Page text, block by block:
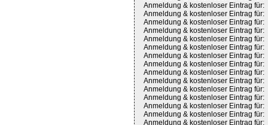
Anmeldung & kostenloser Eintrag für:
Anmeldung & kostenloser Eintrag für:
Anmeldung & kostenloser Eintrag für:
Anmeldung & kostenloser Eintrag für:
Anmeldung & kostenloser Eintrag für:
Anmeldung & kostenloser Eintrag für:
Anmeldung & kostenloser Eintrag für:
Anmeldung & kostenloser Eintrag für:
Anmeldung & kostenloser Eintrag für:
Anmeldung & kostenloser Eintrag für:
Anmeldung & kostenloser Eintrag für:
Anmeldung & kostenloser Eintrag für:
Anmeldung & kostenloser Eintrag für:
Anmeldung & kostenloser Eintrag für:
Anmeldung & kostenloser Eintrag für: